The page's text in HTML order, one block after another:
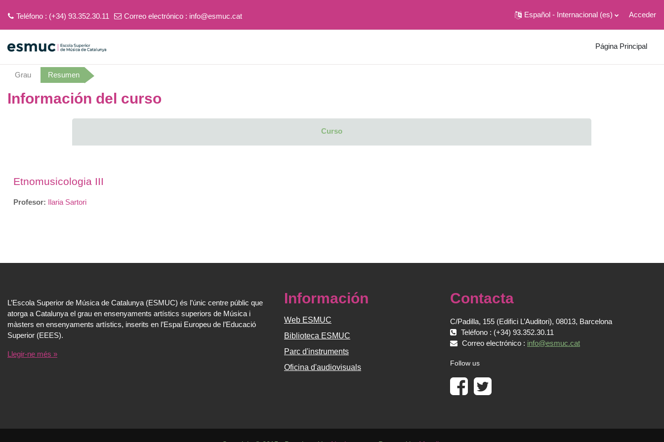
Teléfono : (+34) 93.352.30.11 Correo electrónico : info@esmuc.cat Español - Internacional ‎(es)‎ Acceder
Página Principal
Grau Resumen
Información del curso
Curso
Etnomusicologia III
Profesor: Ilaria Sartori
L’Escola Superior de Música de Catalunya (ESMUC) és l’únic centre públic que
atorga a Catalunya el grau en ensenyaments artístics superiors de Música i
màsters en ensenyaments artístics, inserits en l’Espai Europeu de l’Educació
Superior (EEES).
Llegir-ne més »
Información
Web ESMUC
Biblioteca ESMUC
Parc d'instruments
Oficina d'audiovisuals
Contacta
C/Padilla, 155 (Edifici L’Auditori), 08013, Barcelona
Teléfono : (+34) 93.352.30.11
Correo electrónico : info@esmuc.cat
Follow us